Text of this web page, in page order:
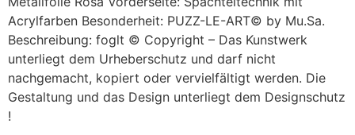
Acrylfarben Besonderheit: PUZZ-LE-ART© by Mu.Sa.
Beschreibung: foglt © Copyright – Das Kunstwerk
unterliegt dem Urheberschutz und darf nicht
nachgemacht, kopiert oder vervielfältigt werden. Die
Gestaltung und das Design unterliegt dem Designschutz
!